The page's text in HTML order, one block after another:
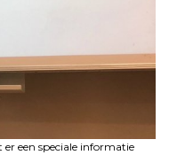
een speciale informatie